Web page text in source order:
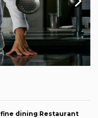
fine dining Restaurant